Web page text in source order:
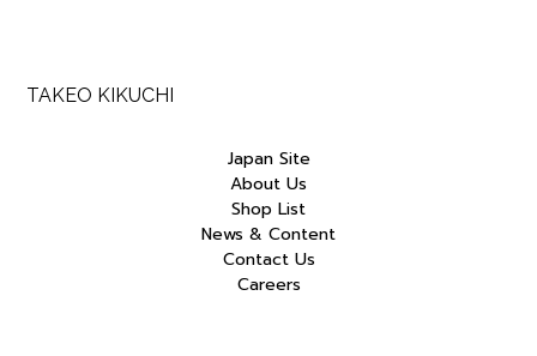
TAKEO KIKUCHI
Japan Site
About Us
Shop List
News & Content
Contact Us
Careers